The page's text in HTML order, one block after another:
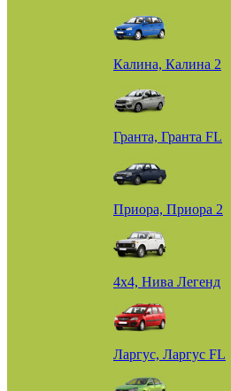
Калина, Калина 2
Гранта, Гранта FL
Приора, Приора 2
4х4, Нива Легенд
Ларгус, Ларгус FL